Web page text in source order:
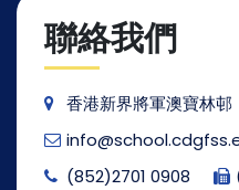
聯絡我們
香港新界將軍澳寶林邨
(852)2701 0908